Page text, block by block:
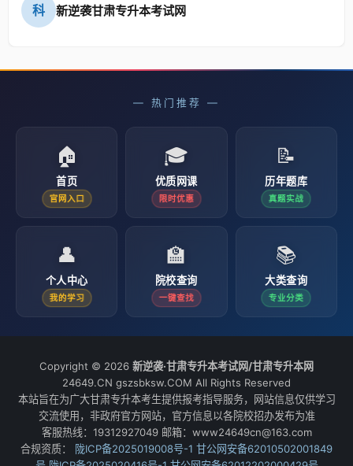
科 新逆袭甘肃专升本考试网
— 热门推荐 —
🏠
首页
官网入口
🎓
优质网课
限时优惠
📝
历年题库
真题实战
👤
个人中心
我的学习
🏫
院校查询
一键查找
📚
大类查询
专业分类
Copyright © 2026 新逆袭·甘肃专升本考试网/甘肃专升本网
24649.CN gszsbksw.COM All Rights Reserved
本站旨在为广大甘肃专升本考生提供报考指导服务，网站信息仅供学习
交流使用，非政府官方网站，官方信息以各院校招办发布为准
客服热线：19312927049 邮箱：www24649cn@163.com
合规资质：
陇ICP备2025019008号-1 甘公网安备62010502001849